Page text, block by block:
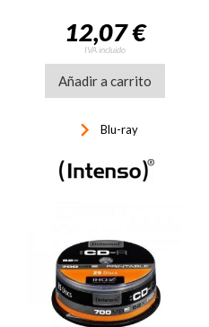
12,07 €
IVA incluido
Añadir a carrito
keyboard_arrow_right Blu-ray